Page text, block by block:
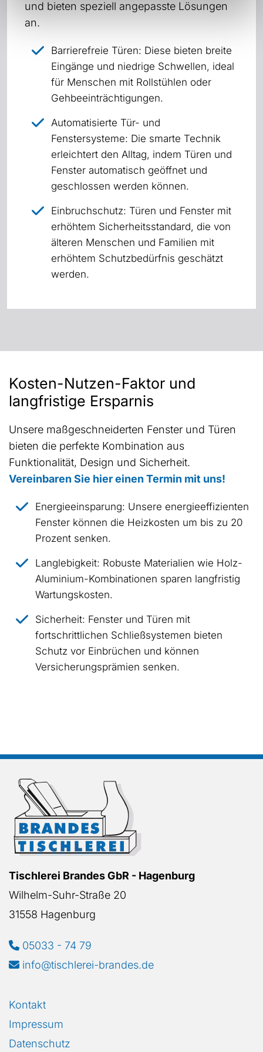
und bieten speziell angepasste Lösungen
an.
Barrierefreie Türen: Diese bieten breite
Eingänge und niedrige Schwellen, ideal
für Menschen mit Rollstühlen oder
Gehbeeinträchtigungen.
Automatisierte Tür- und
Fenstersysteme: Die smarte Technik
erleichtert den Alltag, indem Türen und
Fenster automatisch geöffnet und
geschlossen werden können.
Einbruchschutz: Türen und Fenster mit
erhöhtem Sicherheitsstandard, die von
älteren Menschen und Familien mit
erhöhtem Schutzbedürfnis geschätzt
werden.
Kosten-Nutzen-Faktor und
langfristige Ersparnis
Unsere maßgeschneiderten Fenster und Türen
bieten die perfekte Kombination aus
Funktionalität, Design und Sicherheit.
Vereinbaren Sie hier einen Termin mit uns!
Energieeinsparung: Unsere energieeffizienten
Fenster können die Heizkosten um bis zu 20
Prozent senken.
Langlebigkeit: Robuste Materialien wie Holz-
Aluminium-Kombinationen sparen langfristig
Wartungskosten.
Sicherheit: Fenster und Türen mit
fortschrittlichen Schließsystemen bieten
Schutz vor Einbrüchen und können
Versicherungsprämien senken.
Tischlerei Brandes GbR - Hagenburg
Wilhelm-Suhr-Straße 20
31558 Hagenburg
 05033 - 74 79
 info@tischlerei-brandes.de
Kontakt
Impressum
Datenschutz